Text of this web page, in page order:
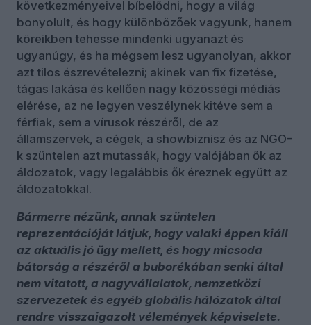
következményeivel bíbelődni, hogy a világ
bonyolult, és hogy különbözőek vagyunk, hanem
köreikben tehesse mindenki ugyanazt és
ugyanúgy, és ha mégsem lesz ugyanolyan, akkor
azt tilos észrevételezni; akinek van fix fizetése,
tágas lakása és kellően nagy közösségi médiás
elérése, az ne legyen veszélynek kitéve sem a
férfiak, sem a vírusok részéről, de az
államszervek, a cégek, a showbiznisz és az NGO-
k szüntelen azt mutassák, hogy valójában ők az
áldozatok, vagy legalábbis ők éreznek együtt az
áldozatokkal.
Bármerre nézünk, annak szüntelen
reprezentációját látjuk, hogy valaki éppen kiáll
az aktuális jó ügy mellett, és hogy micsoda
bátorság a részéről a buborékában senki által
nem vitatott, a nagyvállalatok, nemzetközi
szervezetek és egyéb globális hálózatok által
rendre visszaigazolt vélemények képviselete.